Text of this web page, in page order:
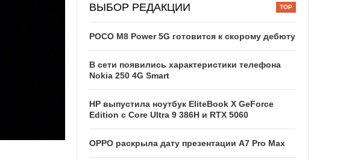
ВЫБОР РЕДАКЦИИ
POCO M8 Power 5G готовится к скорому дебюту
В сети появились характеристики телефона
Nokia 250 4G Smart
HP выпустила ноутбук EliteBook X GeForce
Edition с Core Ultra 9 386H и RTX 5060
OPPO раскрыла дату презентации A7 Pro Max